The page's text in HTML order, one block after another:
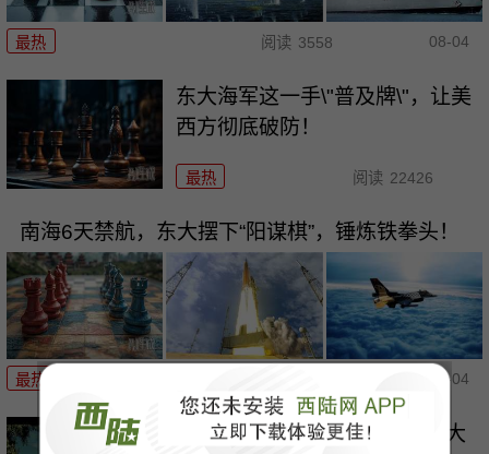
最热 阅读 3558 08-04
东大海军这一手\"普及牌\"，让美
西方彻底破防！
最热 阅读 22426
南海6天禁航，东大摆下“阳谋棋”，锤炼铁拳头！
最热 08-04
马、特和好，美中期选举这盘大